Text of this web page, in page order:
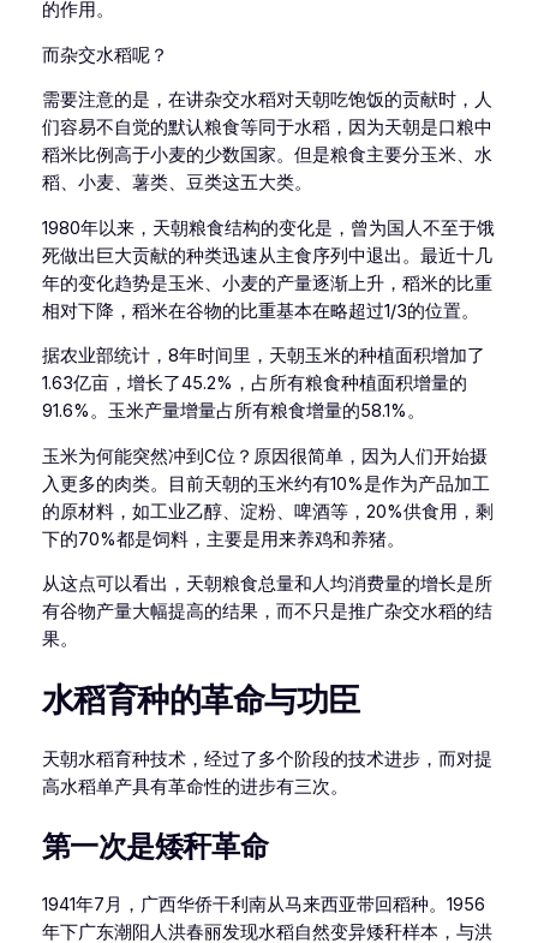
的作用。
而杂交水稻呢？
需要注意的是，在讲杂交水稻对天朝吃饱饭的贡献时，人
们容易不自觉的默认粮食等同于水稻，因为天朝是口粮中
稻米比例高于小麦的少数国家。但是粮食主要分玉米、水
稻、小麦、薯类、豆类这五大类。
1980年以来，天朝粮食结构的变化是，曾为国人不至于饿
死做出巨大贡献的种类迅速从主食序列中退出。最近十几
年的变化趋势是玉米、小麦的产量逐渐上升，稻米的比重
相对下降，稻米在谷物的比重基本在略超过1/3的位置。
据农业部统计，8年时间里，天朝玉米的种植面积增加了
1.63亿亩，增长了45.2%，占所有粮食种植面积增量的
91.6%。玉米产量增量占所有粮食增量的58.1%。
玉米为何能突然冲到C位？原因很简单，因为人们开始摄
入更多的肉类。目前天朝的玉米约有10%是作为产品加工
的原材料，如工业乙醇、淀粉、啤酒等，20%供食用，剩
下的70%都是饲料，主要是用来养鸡和养猪。
从这点可以看出，天朝粮食总量和人均消费量的增长是所
有谷物产量大幅提高的结果，而不只是推广杂交水稻的结
果。
水稻育种的革命与功臣
天朝水稻育种技术，经过了多个阶段的技术进步，而对提
高水稻单产具有革命性的进步有三次。
第一次是矮秆革命
1941年7月，广西华侨干利南从马来西亚带回稻种。1956
年下广东潮阳人洪春丽发现水稻自然变异矮秆样本，与洪